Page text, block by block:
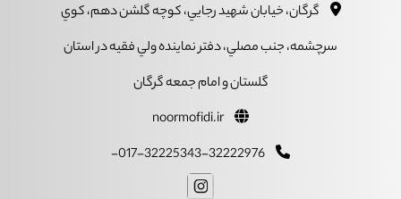
گرگان، خيابان شهيد رجايي، کوچه گلشن دهم، کوي
سرچشمه، جنب مصلي، دفتر نماينده ولي فقيه در استان
گلستان و امام جمعه گرگان